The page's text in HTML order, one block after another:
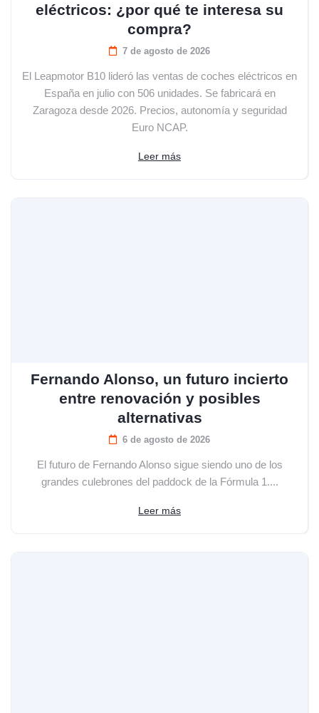
eléctricos: ¿por qué te interesa su
compra?
7 de agosto de 2026
El Leapmotor B10 lideró las ventas de coches eléctricos en
España en julio con 506 unidades. Se fabricará en
Zaragoza desde 2026. Precios, autonomía y seguridad
Euro NCAP.
Leer más
Fernando Alonso, un futuro incierto
entre renovación y posibles
alternativas
6 de agosto de 2026
El futuro de Fernando Alonso sigue siendo uno de los
grandes culebrones del paddock de la Fórmula 1....
Leer más